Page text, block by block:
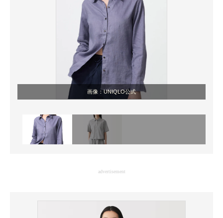
好きが集まる 比べて選べる
ビジネスと働き方のヒント
AI活用のいまが分かる
企業ITのトレンドを詳説
経営リーダーのコミュニティ
マーケ×ITの今がよく分かる
ITエンジニア向け専門サイト
製造業のIT導入・活用を支援
画像：UNIQLO公式
advertisement